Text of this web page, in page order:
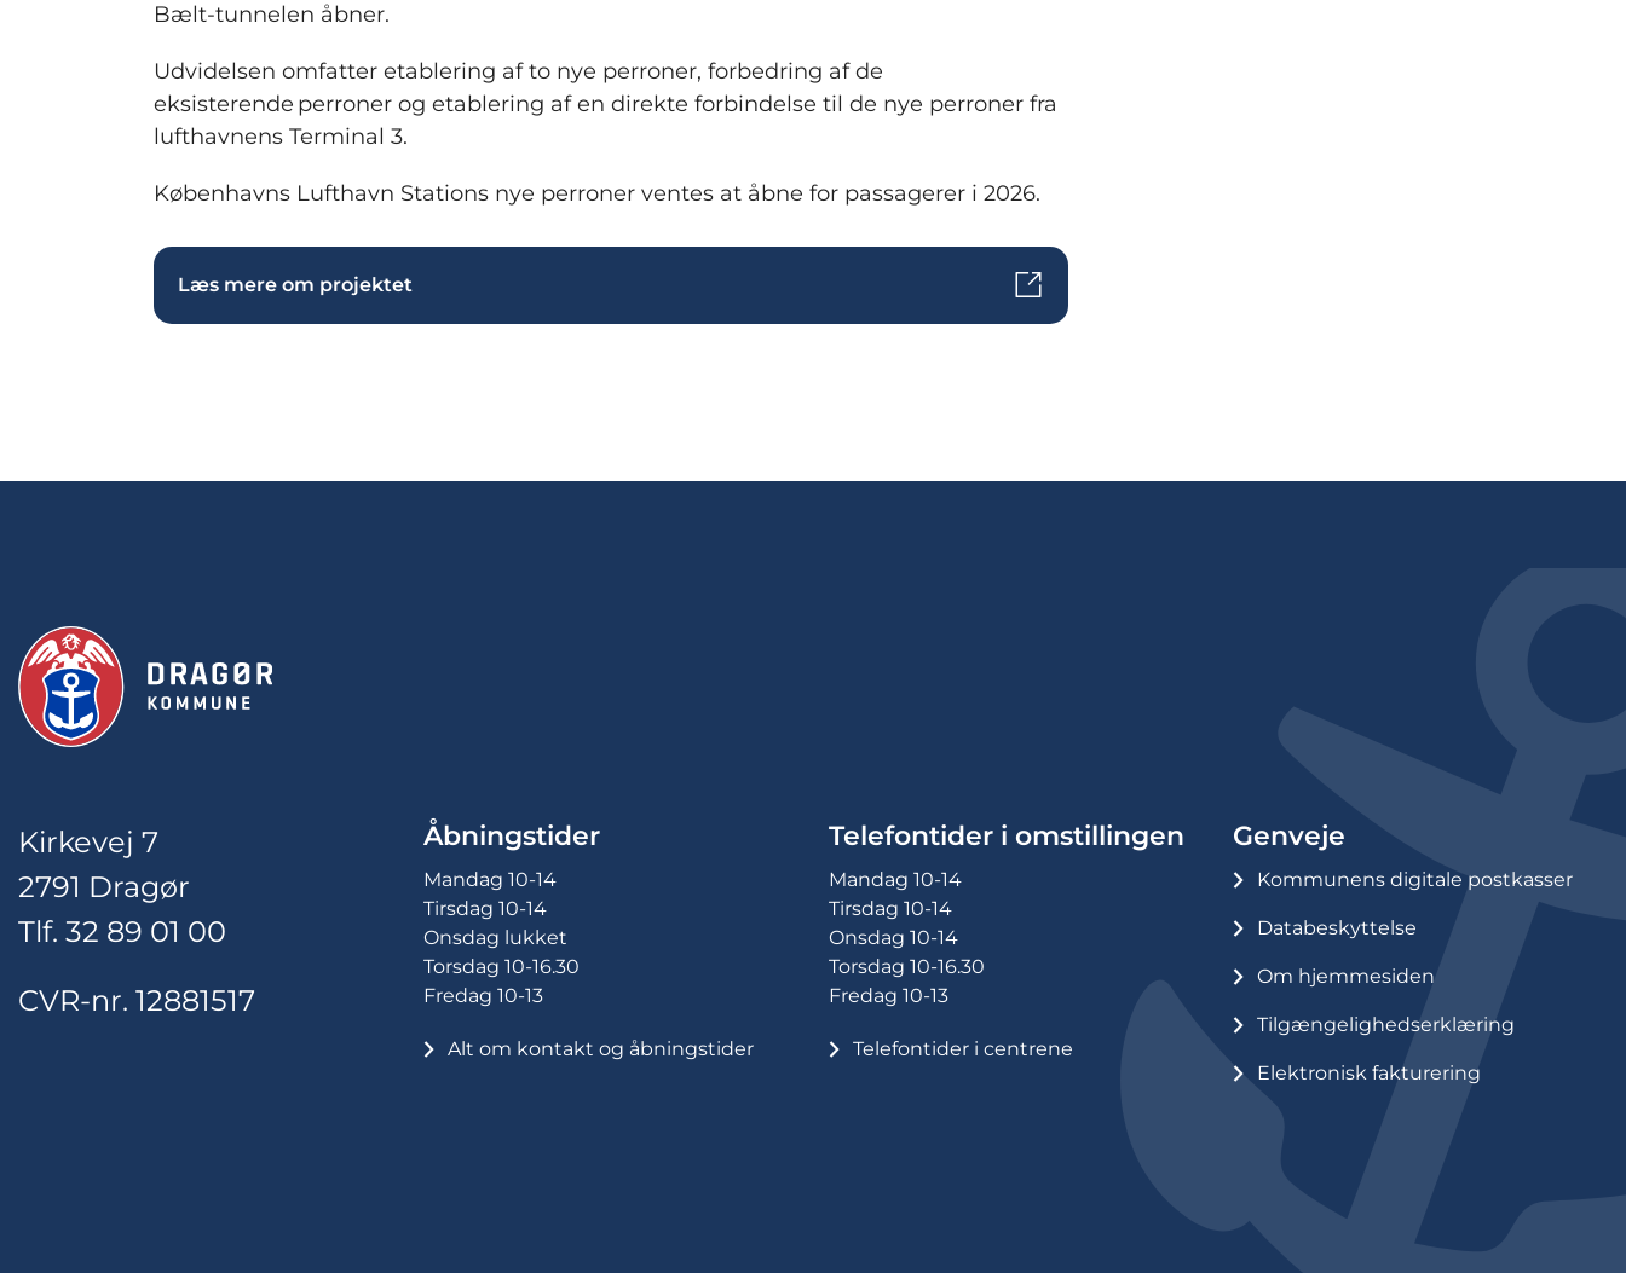
Bælt-tunnelen åbner.
Udvidelsen omfatter etablering af to nye perroner, forbedring af de
eksisterende perroner og etablering af en direkte forbindelse til de nye perroner fra
lufthavnens Terminal 3.
Københavns Lufthavn Stations nye perroner ventes at åbne for passagerer i 2026.
Læs mere om projektet
Kirkevej 7
2791 Dragør
Tlf. 32 89 01 00
CVR-nr. 12881517
Åbningstider
Mandag 10-14
Tirsdag 10-14
Onsdag lukket
Torsdag 10-16.30
Fredag 10-13
Alt om kontakt og åbningstider
Telefontider i omstillingen
Mandag 10-14
Tirsdag 10-14
Onsdag 10-14
Torsdag 10-16.30
Fredag 10-13
Telefontider i centrene
Genveje
Kommunens digitale postkasser
Databeskyttelse
Om hjemmesiden
Tilgængelighedserklæring
Elektronisk fakturering